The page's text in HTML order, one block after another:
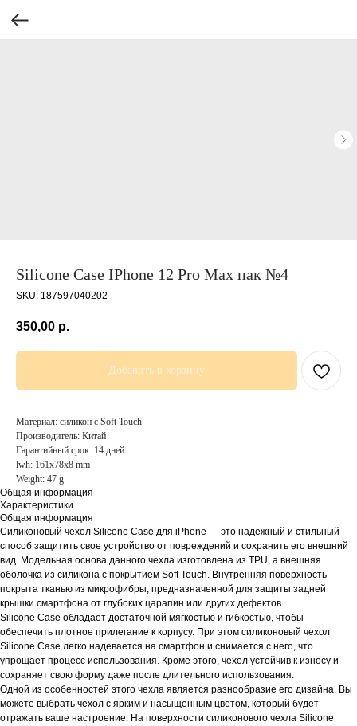
Silicone Case IPhone 12 Pro Max пак №4
SKU: 187597040202
350,00 р.
Добавить в корзину
Материал: силикон с Soft Touch
Производитель: Китай
Гарантийный срок: 14 дней
lwh: 161x78x8 mm
Weight: 47 g
Общая информация
Характеристики
Общая информация
Силиконовый чехол Silicone Case для iPhone — это надежный и стильный
способ защитить свое устройство от повреждений и сохранить его внешний
вид. Модельная основа данного чехла изготовлена из TPU, а внешняя
оболочка из силикона с покрытием Soft Touch. Внутренняя поверхность
покрыта тканью из микрофибры, предназначенной для защиты задней
крышки смартфона от глубоких царапин или других дефектов.
Silicone Case обладает достаточной мягкостью и гибкостью, чтобы
обеспечить плотное прилегание к корпусу. При этом силиконовый чехол
Silicone Case легко надевается на смартфон и снимается с него, что
упрощает процесс использования. Кроме этого, чехол устойчив к износу и
сохраняет свою форму даже после длительного использования.
Одной из особенностей этого чехла является разнообразие его дизайна. Вы
можете выбрать чехол с ярким и насыщенным цветом, который будет
отражать ваше настроение. На поверхности силиконового чехла Silicone